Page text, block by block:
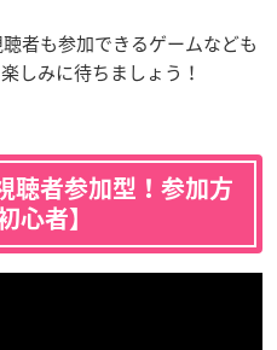
者も参加できるゲームなども
しみに待ちましょう！
聴者参加型！参加方
心者】